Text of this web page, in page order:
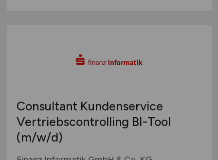
Consultant Kundenservice
Vertriebscontrolling BI-Tool
(m/w/d)